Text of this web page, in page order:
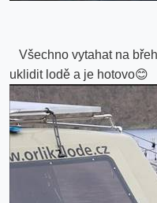
Všechno vytahat na
uklidit lodě a je hotovo😊